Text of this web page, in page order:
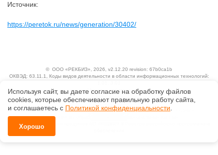
Источник:
https://peretok.ru/news/generation/30402/
© ООО «РЕКБИЗ» , 2026, v2.12.20 revision: 67b0ca1b
ОКВЭД: 63.11.1, Коды видов деятельности в области информационных технологий:
Ценовая политика
Исключительные авторские и смежные права принадлежат АО «Кодекс».
Положение по обработке и защите персональных данных
Справка о регистрации продуктов АО «Кодекс» в Реестре российского программного
Используя сайт, вы даете согласие на обработку файлов
сооkiеs, которые обеспечивают правильную работу сайта,
и соглашаетесь с Политикой конфиденциальности
Хорошо